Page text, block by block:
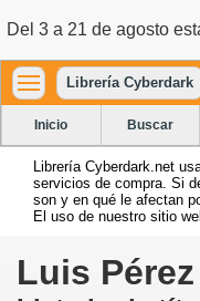
Del 3 a 21 de agosto
Librería Cyberdark
Inicio Buscar
Librería Cyberdark.net
servicios de compra. Si
son y en qué le afectan
El uso de nuestro sitio
Luis